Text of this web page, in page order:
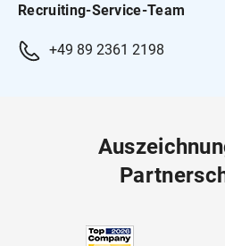
Recruiting-Service-Team
+49 89 2361 2198